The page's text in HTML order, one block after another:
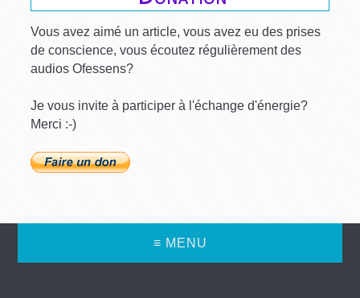
Vous avez aimé un article, vous avez eu des prises
de conscience, vous écoutez régulièrement des
audios Ofessens?
Je vous invite à participer à l'échange d'énergie?
Merci :-)
≡ MENU